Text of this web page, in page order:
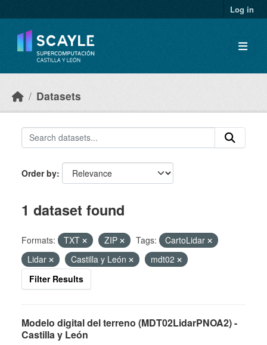
Log in
Datasets
Order by
1 dataset found
Formats: TXT ZIP Tags:
CartoLidar
Lidar
Castilla y León
mdt02
Filter Results
Modelo digital del terreno (MDT02LidarPNOA2) -
Castilla y León